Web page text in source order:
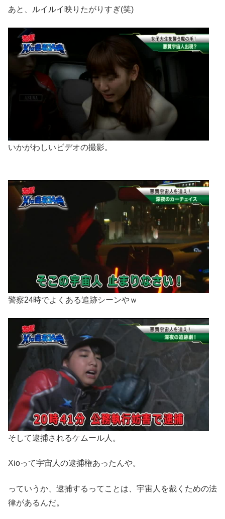
あと、ルイルイ映りたがりすぎ(笑)
いかがわしいビデオの撮影。
警察24時でよくある追跡シーンやｗ
そして逮捕されるケムール人。
Xioって宇宙人の逮捕権あったんや。
っていうか、逮捕するってことは、宇宙人を裁くための法
律があるんだ。